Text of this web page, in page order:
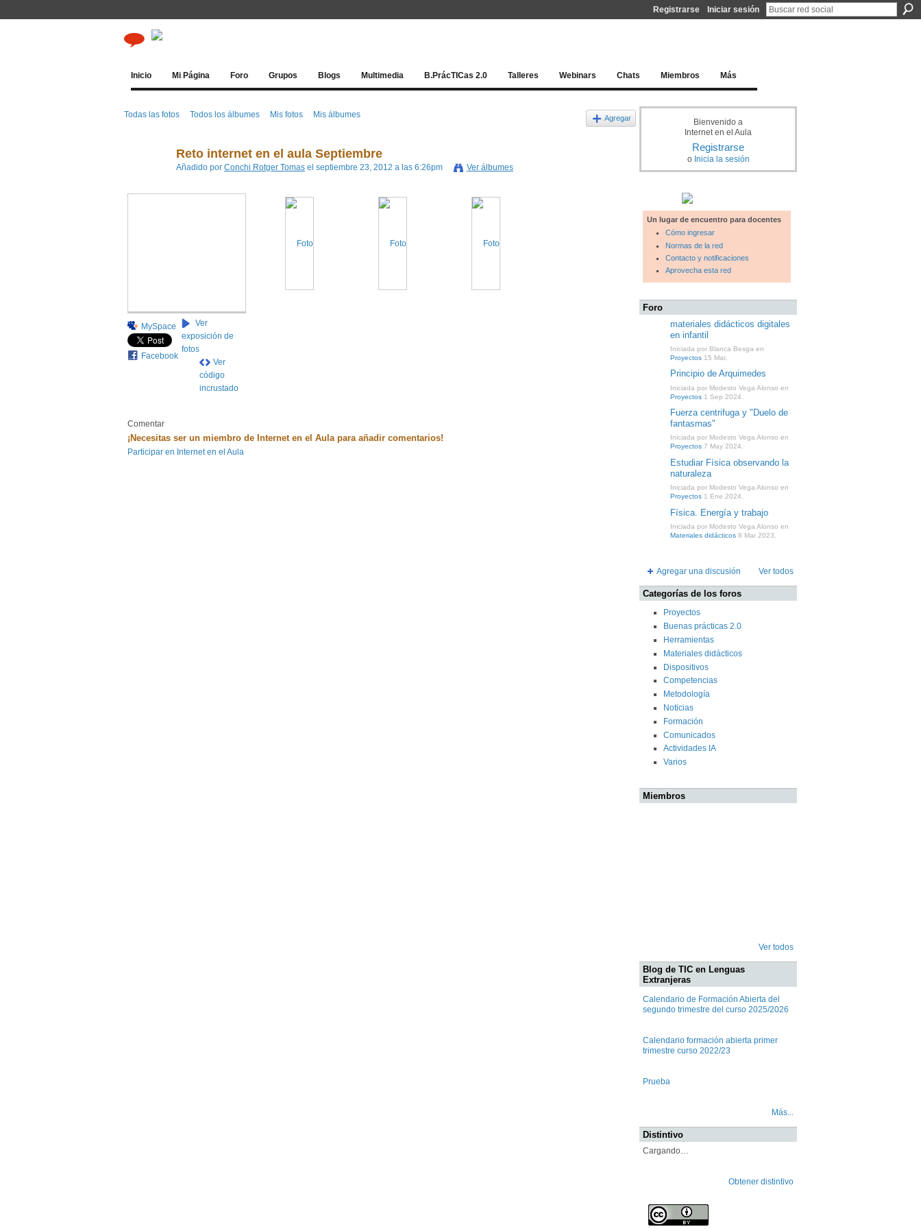
Registrarse Iniciar sesión
Inicio Mi Página Foro Grupos Blogs Multimedia B.PrácTICas 2.0 Talleres Webinars Chats Miembros Más
Todas las fotos Todos los álbumes Mis fotos Mis álbumes Agregar
Reto internet en el aula Septiembre
Añadido por Conchi Rotger Tomas el septiembre 23, 2012 a las 6:26pm Ver álbumes
MySpace
Facebook
Ver
exposición de
fotos
Ver
código
incrustado
Comentar
¡Necesitas ser un miembro de Internet en el Aula para añadir comentarios!
Participar en Internet en el Aula
Bienvenido a
Internet en el Aula
Registrarse
o Inicia la sesión
Un lugar de encuentro para docentes
Cómo ingresar
Normas de la red
Contacto y notificaciones
Aprovecha esta red
Foro
materiales didácticos digitales
en infantil
Iniciada por Blanca Besga en
Proyectos 15 Mar.
Principio de Arquimedes
Iniciada por Modesto Vega Alonso en
Proyectos 1 Sep 2024.
Fuerza centrifuga y "Duelo de
fantasmas"
Iniciada por Modesto Vega Alonso en
Proyectos 7 May 2024.
Estudiar Física observando la
naturaleza
Iniciada por Modesto Vega Alonso en
Proyectos 1 Ene 2024.
Física. Energía y trabajo
Iniciada por Modesto Vega Alonso en
Materiales didácticos 8 Mar 2023.
Agregar una discusión Ver todos
Categorías de los foros
Proyectos
Buenas prácticas 2.0
Herramientas
Materiales didácticos
Dispositivos
Competencias
Metodología
Noticias
Formación
Comunicados
Actividades IA
Varios
Miembros
Ver todos
Blog de TIC en Lenguas
Extranjeras
Calendario de Formación Abierta del
segundo trimestre del curso 2025/2026
Calendario formación abierta primer
trimestre curso 2022/23
Prueba
Más...
Distintivo
Cargando…
Obtener distintivo